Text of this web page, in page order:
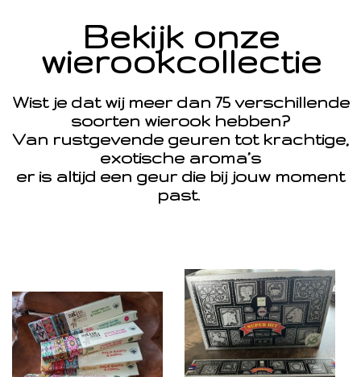
Bekijk onze
wierookcollectie
Wist je dat wij meer dan 75 verschillende
soorten wierook hebben?
Van rustgevende geuren tot krachtige,
exotische aroma’s
er is altijd een geur die bij jouw moment
past.